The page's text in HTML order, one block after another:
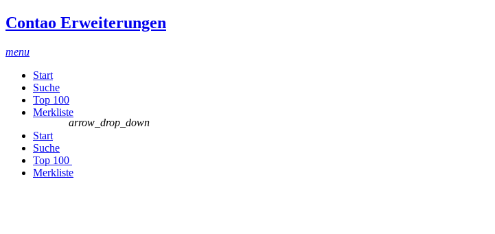
Contao Erweiterungen
menu
Start
Suche
Top 100
Merkliste
Start
Suche
Top 100
arrow_drop_down
Merkliste